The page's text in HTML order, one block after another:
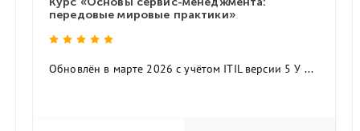
передовые мировые практики»
Обновлён в марте 2026 с учётом ITIL версии 5 У ...